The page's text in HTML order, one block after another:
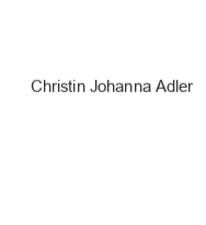
Christin Johanna Adler